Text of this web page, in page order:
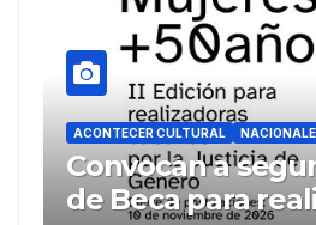
edición
ACONTECER CULTURAL
Llegaran
FILH2026